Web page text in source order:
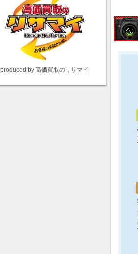
produced by 高価買取のリサマイ